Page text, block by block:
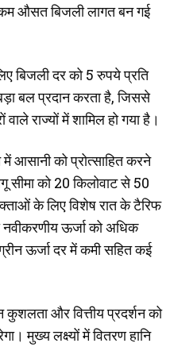
औसत बिजली लागत बन गई
बिजली दर को 5 रुपये प्रति
बल प्रदान करता है, जिससे
राज्यों में शामिल हो गया है।
आसानी को प्रोत्साहित करने
सीमा को 20 किलोवाट से 50
के लिए विशेष रात के टैरिफ
नवीकरणीय ऊर्जा को अधिक
ऊर्जा दर में कमी सहित कई
कुशलता और वित्तीय प्रदर्शन को
मुख्य लक्ष्यों में वितरण हानि